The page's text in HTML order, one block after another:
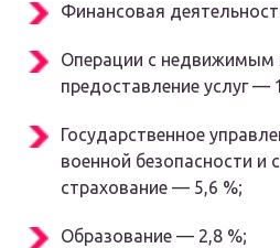
Финансовая
Операции с недвижимым
предоставление услуг —
Государственное
военной безопасности и
страхование — 5,6 %;
Образование — 2,8 %;